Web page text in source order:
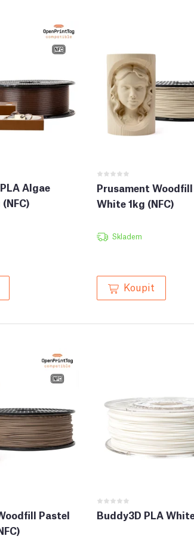
Algae
Prusament
White 1kg (NFC)
Skladem
Koupit
Pastel
Buddy3D PLA